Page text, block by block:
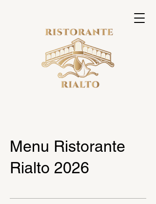
Menu Ristorante
Rialto 2026